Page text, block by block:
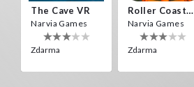
The Cave VR
Narvia Games
Zdarma
Roller Coaster VR
Narvia Games
Zdarma